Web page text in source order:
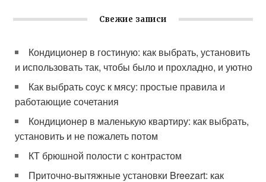
Свежие записи
Кондиционер в гостиную: как выбрать, установить
и использовать так, чтобы было и прохладно, и уютно
Как выбрать соус к мясу: простые правила и
работающие сочетания
Кондиционер в маленькую квартиру: как выбрать,
установить и не пожалеть потом
КТ брюшной полости с контрастом
Приточно-вытяжные установки Breezart: как